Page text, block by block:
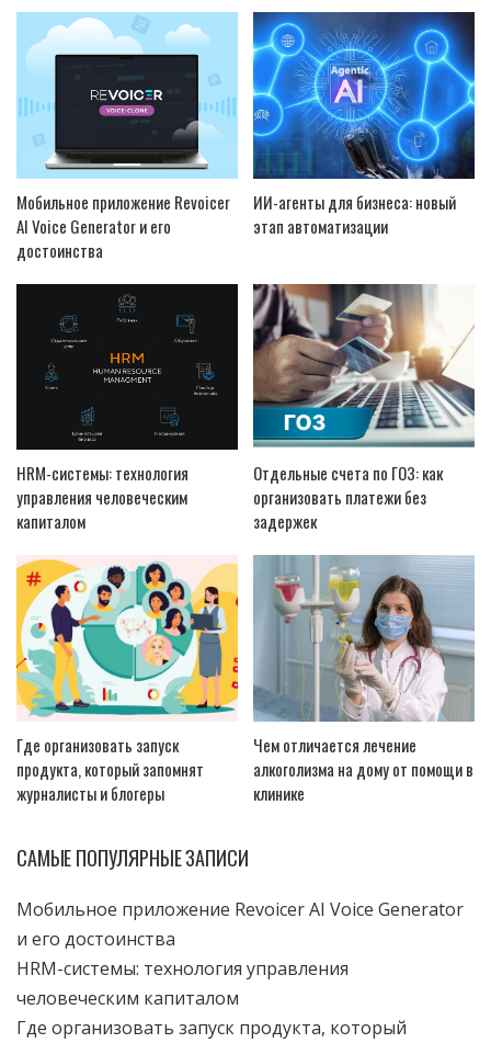
Мобильное приложение Revoicer
AI Voice Generator и его
достоинства
ИИ-агенты для бизнеса: новый
этап автоматизации
HRM-системы: технология
управления человеческим
капиталом
Отдельные счета по ГОЗ: как
организовать платежи без
задержек
Где организовать запуск
продукта, который запомнят
журналисты и блогеры
Чем отличается лечение
алкоголизма на дому от помощи в
клинике
САМЫЕ ПОПУЛЯРНЫЕ ЗАПИСИ
Мобильное приложение Revoicer AI Voice Generator
и его достоинства
HRM-системы: технология управления
человеческим капиталом
Где организовать запуск продукта, который